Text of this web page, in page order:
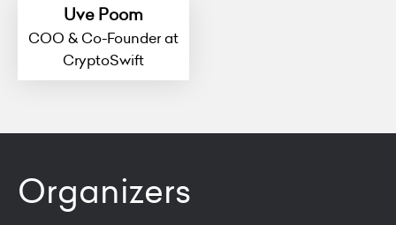
Uve Poom
COO & Co-Founder at
CryptoSwift
Organizers